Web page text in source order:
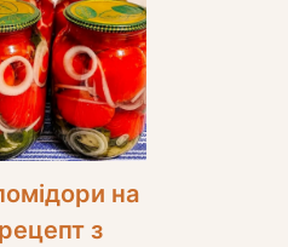
на
з